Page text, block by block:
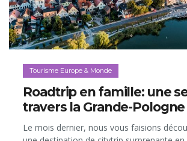
Tourisme Europe & Monde
Roadtrip en famille: une
travers la Grande-Pologne
Le mois dernier, nous vous faisions